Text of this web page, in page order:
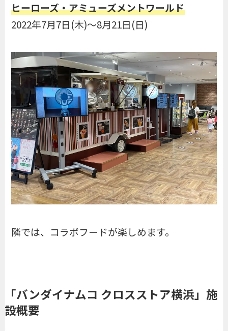
ヒーローズ・アミューズメントワールド
2022年7月7日(木)〜8月21日(日)
隣では、コラボフードが楽しめます。
「バンダイナムコ クロスストア横浜」施
設概要